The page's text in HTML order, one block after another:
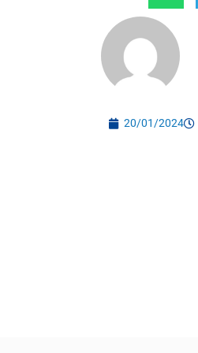
20/01/2024